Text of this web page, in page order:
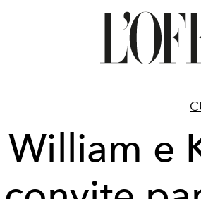
William e